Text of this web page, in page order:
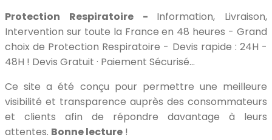
Protection Respiratoire - Information, Livraison,
Intervention sur toute la France en 48 heures - Grand
choix de Protection Respiratoire - Devis rapide : 24H -
48H ! Devis Gratuit · Paiement Sécurisé...
Ce site a été conçu pour permettre une meilleure
visibilité et transparence auprès des consommateurs
et clients afin de répondre davantage à leurs
attentes. Bonne lecture !